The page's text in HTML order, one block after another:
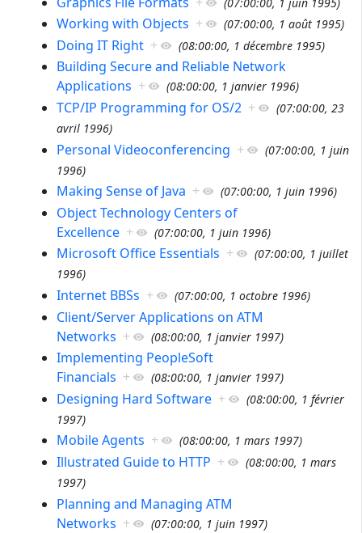
Working with Objects + (07:00:00, 1 août 1995)
Doing IT Right + (08:00:00, 1 décembre 1995)
Building Secure and Reliable Network
Applications + (08:00:00, 1 janvier 1996)
TCP/IP Programming for OS/2 + (07:00:00, 23
avril 1996)
Personal Videoconferencing + (07:00:00, 1 juin
1996)
Making Sense of Java + (07:00:00, 1 juin 1996)
Object Technology Centers of
Excellence + (07:00:00, 1 juin 1996)
Microsoft Office Essentials + (07:00:00, 1 juillet
1996)
Internet BBSs + (07:00:00, 1 octobre 1996)
Client/Server Applications on ATM
Networks + (08:00:00, 1 janvier 1997)
Implementing PeopleSoft
Financials + (08:00:00, 1 janvier 1997)
Designing Hard Software + (08:00:00, 1 février
1997)
Mobile Agents + (08:00:00, 1 mars 1997)
Illustrated Guide to HTTP + (08:00:00, 1 mars
1997)
Planning and Managing ATM
Networks + (07:00:00, 1 juin 1997)